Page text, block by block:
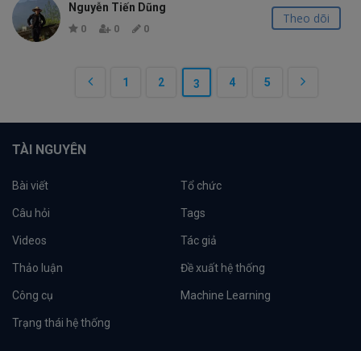
Nguyễn Tiến Dũng
0 0 0
Theo dõi
1 2 3 4 5
TÀI NGUYÊN
Bài viết Tổ chức
Câu hỏi Tags
Videos Tác giả
Thảo luận Đề xuất hệ thống
Công cụ Machine Learning
Trạng thái hệ thống